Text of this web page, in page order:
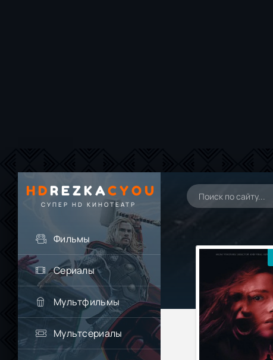
HD REZKACYOU
СУПЕР HD КИНОТЕАТР
Фильмы
Сериалы
Мультфильмы
Мультсериалы